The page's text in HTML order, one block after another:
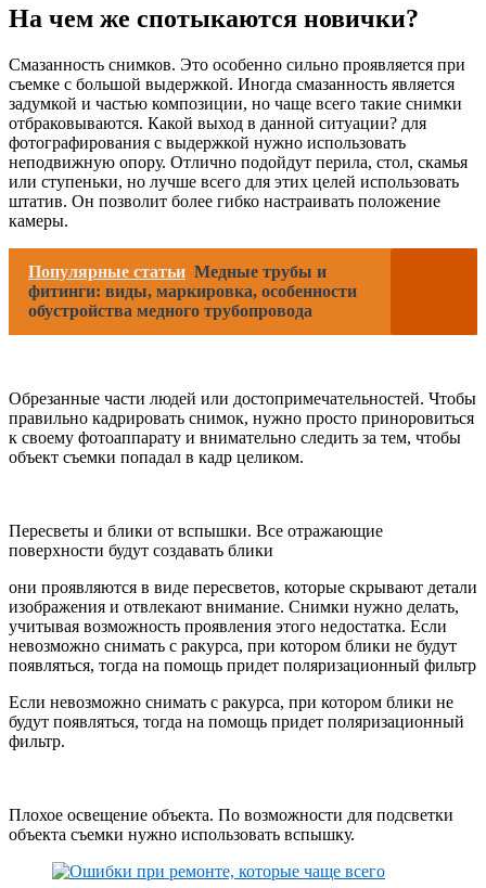
На чем же спотыкаются новички?
Смазанность снимков. Это особенно сильно проявляется при
съемке с большой выдержкой. Иногда смазанность является
задумкой и частью композиции, но чаще всего такие снимки
отбраковываются. Какой выход в данной ситуации? для
фотографирования с выдержкой нужно использовать
неподвижную опору. Отлично подойдут перила, стол, скамья
или ступеньки, но лучше всего для этих целей использовать
штатив. Он позволит более гибко настраивать положение
камеры.
Популярные статьи Медные трубы и
фитинги: виды, маркировка, особенности
обустройства медного трубопровода
Обрезанные части людей или достопримечательностей. Чтобы
правильно кадрировать снимок, нужно просто приноровиться
к своему фотоаппарату и внимательно следить за тем, чтобы
объект съемки попадал в кадр целиком.
Пересветы и блики от вспышки. Все отражающие
поверхности будут создавать блики
они проявляются в виде пересветов, которые скрывают детали
изображения и отвлекают внимание. Снимки нужно делать,
учитывая возможность проявления этого недостатка. Если
невозможно снимать с ракурса, при котором блики не будут
появляться, тогда на помощь придет поляризационный фильтр
Если невозможно снимать с ракурса, при котором блики не
будут появляться, тогда на помощь придет поляризационный
фильтр.
Плохое освещение объекта. По возможности для подсветки
объекта съемки нужно использовать вспышку.